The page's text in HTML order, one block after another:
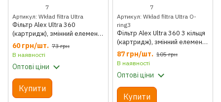
7
Артикул: Wkład filtra Ultra
Фільтр Alex Ultra 360
(картридж), змінний елемент,
вкладиш
60 грн/шт. 73 грн
В наявності
Оптові ціни
Купити
7
Артикул: Wkład filtra Ultra O-
ring3
Фільтр Alex Ultra 360 3 кільця
(картридж), змінний елемент,
вкладиш
87 грн/шт. 105 грн
В наявності
Оптові ціни
Купити